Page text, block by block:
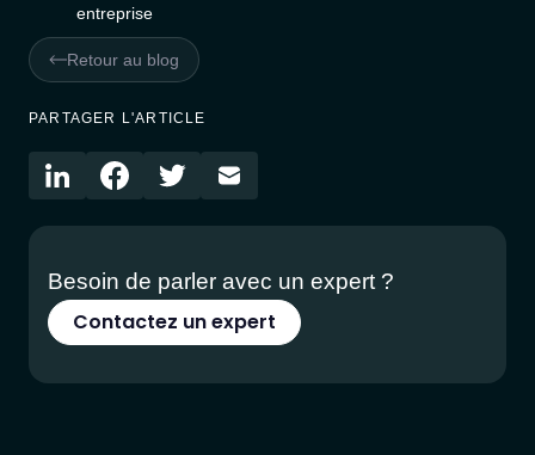
entreprise
Retour au blog
PARTAGER L'ARTICLE
Besoin de parler avec un expert ?
Contactez un expert